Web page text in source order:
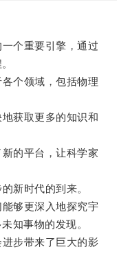
个重要引擎，通过
个领域，包括物理
获取更多的知识和
的平台，让科学家
新时代的到来。
够更深入地探究宇
知事物的发现。
步带来了巨大的影